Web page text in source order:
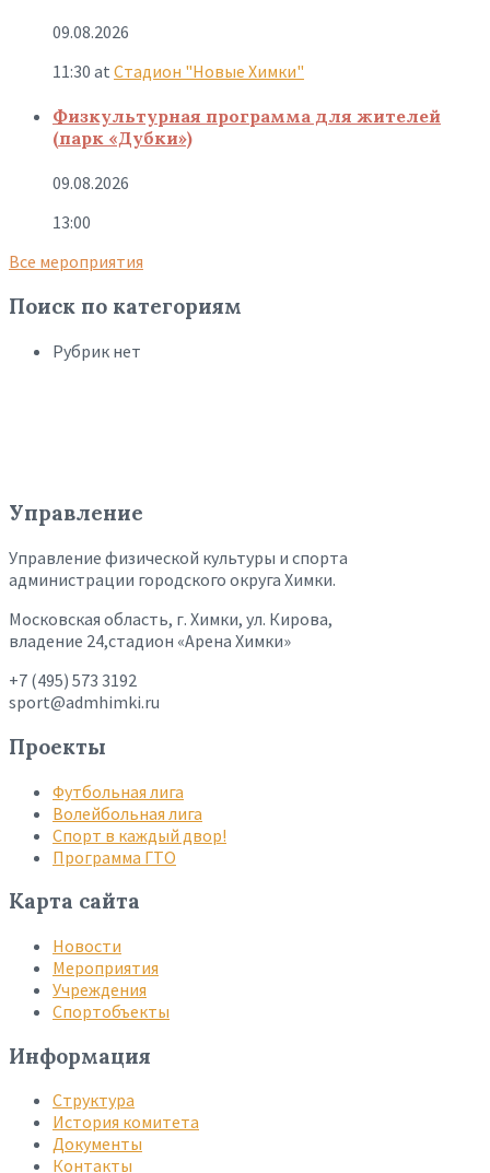
09.08.2026
11:30 at Стадион "Новые Химки"
Физкультурная программа для жителей
(парк «Дубки»)
09.08.2026
13:00
Все мероприятия
Поиск по категориям
Рубрик нет
Управление
Управление физической культуры и спорта
администрации городского округа Химки.
Московская область, г. Химки, ул. Кирова,
владение 24,стадион «Арена Химки»
+7 (495) 573 3192
sport@admhimki.ru
Проекты
Футбольная лига
Волейбольная лига
Спорт в каждый двор!
Программа ГТО
Карта сайта
Новости
Мероприятия
Учреждения
Спортобъекты
Информация
Структура
История комитета
Документы
Контакты